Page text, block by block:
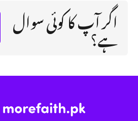
اگر آپ کا کوئی سوال
ہے؟